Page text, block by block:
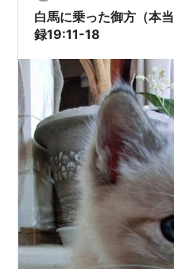
４２歳。若かったなあ！
白馬に乗った御方（本
録19:11-18